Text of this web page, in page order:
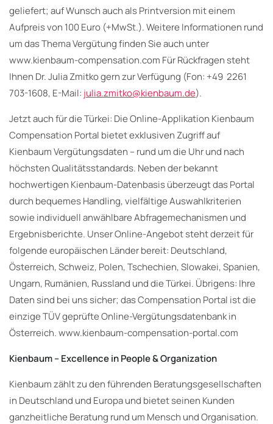
geliefert; auf Wunsch auch als Printversion mit einem
Aufpreis von 100 Euro (+MwSt.). Weitere Informationen rund
um das Thema Vergütung finden Sie auch unter
www.kienbaum-compensation.com Für Rückfragen steht
Ihnen Dr. Julia Zmitko gern zur Verfügung (Fon: +49 2261
703-1608, E-Mail: julia.zmitko@kienbaum.de).
Jetzt auch für die Türkei: Die Online-Applikation Kienbaum
Compensation Portal bietet exklusiven Zugriff auf
Kienbaum Vergütungsdaten – rund um die Uhr und nach
höchsten Qualitätsstandards. Neben der bekannt
hochwertigen Kienbaum-Datenbasis überzeugt das Portal
durch bequemes Handling, vielfältige Auswahlkriterien
sowie individuell anwählbare Abfragemechanismen und
Ergebnisberichte. Unser Online-Angebot steht derzeit für
folgende europäischen Länder bereit: Deutschland,
Österreich, Schweiz, Polen, Tschechien, Slowakei, Spanien,
Ungarn, Rumänien, Russland und die Türkei. Übrigens: Ihre
Daten sind bei uns sicher; das Compensation Portal ist die
einzige TÜV geprüfte Online-Vergütungsdatenbank in
Österreich. www.kienbaum-compensation-portal.com
Kienbaum – Excellence in People & Organization
Kienbaum zählt zu den führenden Beratungsgesellschaften
in Deutschland und Europa und bietet seinen Kunden
ganzheitliche Beratung rund um Mensch und Organisation.